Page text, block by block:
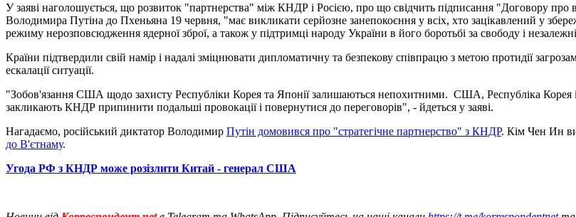
У заяві наголошується, що розвиток "партнерства" між КНДР і Росією, про що свідчить підписання "Договору про
Володимира Путіна до Пхеньяна 19 червня, "має викликати серйозне занепокоєння у всіх, хто зацікавлений у
режиму нерозповсюдження ядерної зброї, а також у підтримці народу України в його боротьбі за свободу і
Країни підтвердили свій намір і надалі зміцнювати дипломатичну та безпекову співпрацю з метою протидії
ескалації ситуації.
"Зобов'язання США щодо захисту Республіки Корея та Японії залишаються непохитними. США, Республіка Корея
закликають КНДР припинити подальші провокації і повернутися до переговорів", - йдеться у заяві.
Нагадаємо, російський диктатор Володимир Путін домовився про "стратегічне партнерство" з КНДР. Кім Чен Ин
до В'єтнаму.
Угода РФ з КНДР може розізлити Китай - генерал США